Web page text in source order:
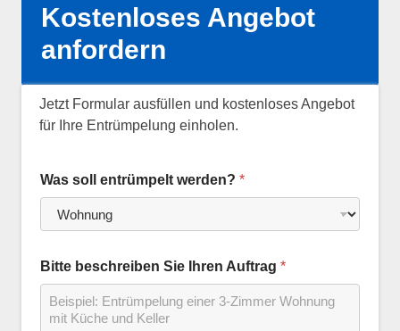
Kostenloses Angebot
anfordern
Jetzt Formular ausfüllen und kostenloses Angebot
für Ihre Entrümpelung einholen.
Was soll entrümpelt werden? *
Bitte beschreiben Sie Ihren Auftrag *